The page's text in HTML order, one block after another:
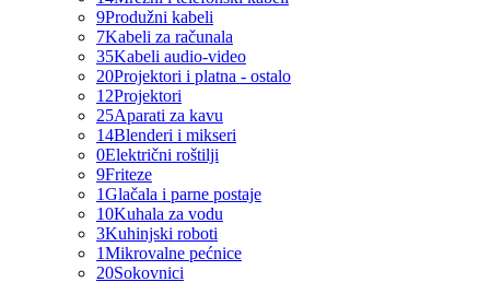
9Produžni kabeli
7Kabeli za računala
35Kabeli audio-video
20Projektori i platna - ostalo
12Projektori
25Aparati za kavu
14Blenderi i mikseri
0Električni roštilji
9Friteze
1Glačala i parne postaje
10Kuhala za vodu
3Kuhinjski roboti
1Mikrovalne pećnice
20Sokovnici